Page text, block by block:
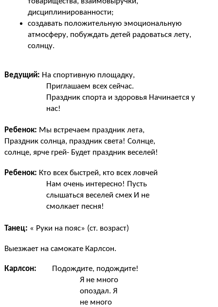
дисциплинированности;
создавать положительную эмоциональную
атмосферу, побуждать детей радоваться лету,
солнцу.
Ведущий: На спортивную площадку,
Приглашаем всех сейчас.
Праздник спорта и здоровья Начинается у
нас!
Ребенок: Мы встречаем праздник лета,
Праздник солнца, праздник света! Солнце,
солнце, ярче грей- Будет праздник веселей!
Ребенок: Кто всех быстрей, кто всех ловчей
Нам очень интересно! Пусть
слышаться веселей смех И не
смолкает песня!
Танец: « Руки на пояс» (ст. возраст)
Выезжает на самокате Карлсон.
Карлсон: Подождите, подождите!
Я не много
опоздал. Я
не много